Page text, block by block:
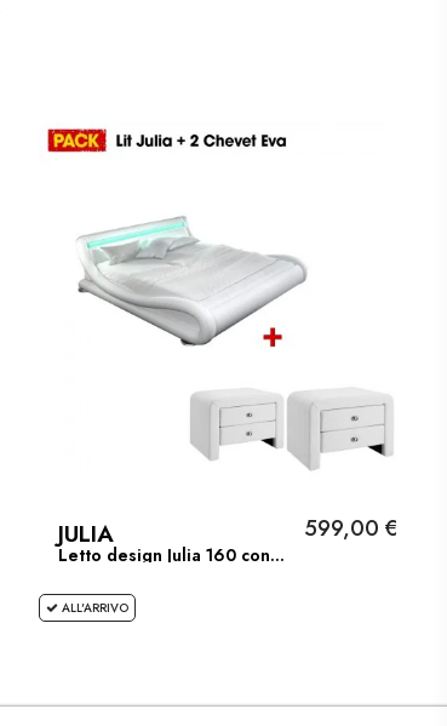
JULIA
Letto design Julia 160 con...
599,00 €
ALL'ARRIVO